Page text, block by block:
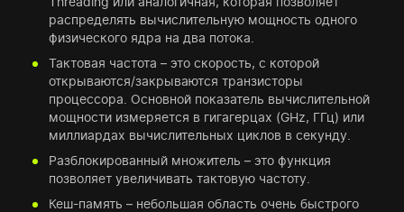
распределять вычислительную мощность одного
физического ядра на два потока.
Тактовая частота – это скорость, с которой
открываются/закрываются транзисторы
процессора. Основной показатель вычислительной
мощности измеряется в гигагерцах (GHz, ГГц) или
миллиардах вычислительных циклов в секунду.
Разблокированный множитель – это функция
позволяет увеличивать тактовую частоту.
Кеш-память – небольшая область очень быстрого